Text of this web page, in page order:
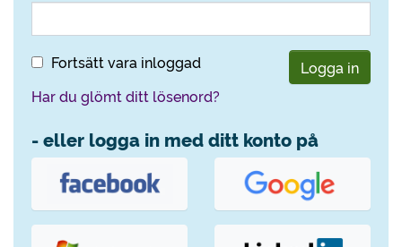
Fortsätt vara inloggad
Logga in
Har du glömt ditt lösenord?
- eller logga in med ditt konto på